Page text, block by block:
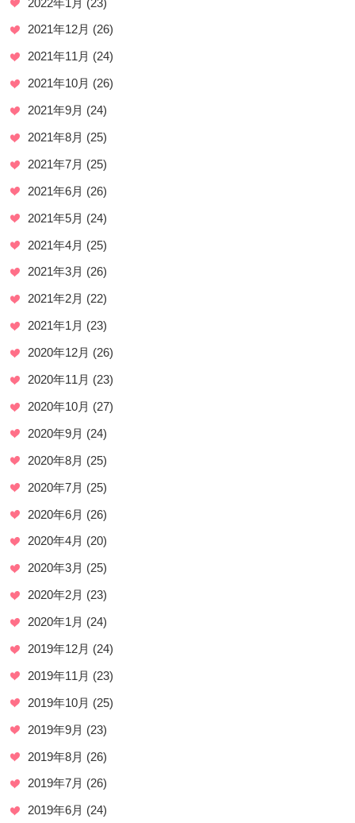
2021年12月 (26)
2021年11月 (24)
2021年10月 (26)
2021年9月 (24)
2021年8月 (25)
2021年7月 (25)
2021年6月 (26)
2021年5月 (24)
2021年4月 (25)
2021年3月 (26)
2021年2月 (22)
2021年1月 (23)
2020年12月 (26)
2020年11月 (23)
2020年10月 (27)
2020年9月 (24)
2020年8月 (25)
2020年7月 (25)
2020年6月 (26)
2020年4月 (20)
2020年3月 (25)
2020年2月 (23)
2020年1月 (24)
2019年12月 (24)
2019年11月 (23)
2019年10月 (25)
2019年9月 (23)
2019年8月 (26)
2019年7月 (26)
2019年6月 (24)